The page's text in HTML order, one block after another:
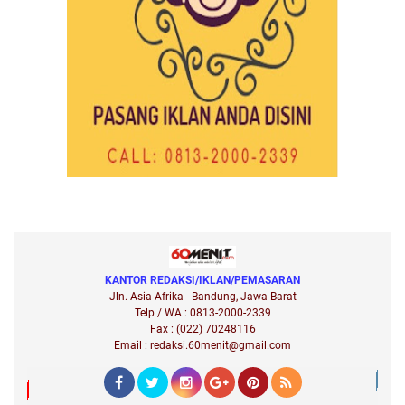
KANTOR REDAKSI/IKLAN/PEMASARAN
Jln. Asia Afrika - Bandung, Jawa Barat
Telp / WA : 0813-2000-2339
Fax : (022) 70248116
Email : redaksi.60menit@gmail.com